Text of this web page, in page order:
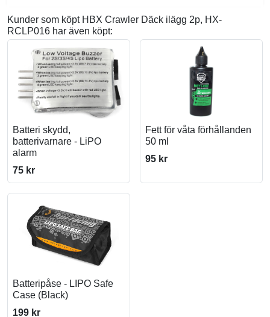
Kunder som köpt HBX Crawler Däck ilägg 2p, HX-
RCLP016 har även köpt:
Batteri skydd,
batterivarnare - LiPO
alarm
75 kr
Fett för våta förhållanden
50 ml
95 kr
Batteripåse - LIPO Safe
Case (Black)
199 kr